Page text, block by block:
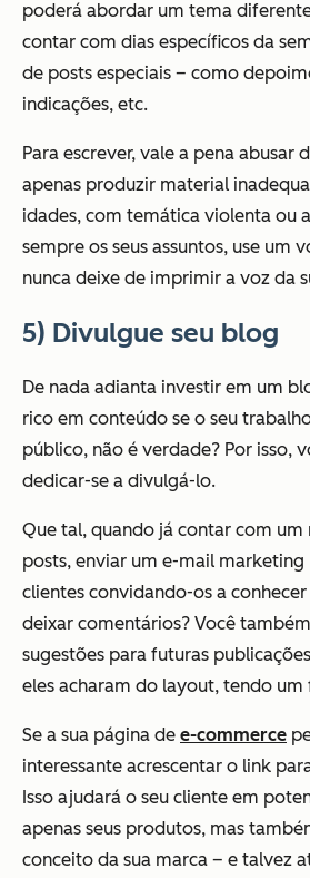
poderá abordar um tema
contar com dias específicos da
de posts especiais – como
indicações, etc.
Para escrever, vale a pena abusar
apenas produzir material
idades, com temática violenta ou
sempre os seus assuntos, use um
nunca deixe de imprimir a voz da
5) Divulgue seu blog
De nada adianta investir em um
rico em conteúdo se o seu
público, não é verdade? Por isso,
dedicar-se a divulgá-lo.
Que tal, quando já contar com
posts, enviar um e-mail marketing
clientes convidando-os a
deixar comentários? Você
sugestões para futuras
eles acharam do layout, tendo
Se a sua página de e-commerce
interessante acrescentar o link
Isso ajudará o seu cliente em
apenas seus produtos, mas
conceito da sua marca – e talvez